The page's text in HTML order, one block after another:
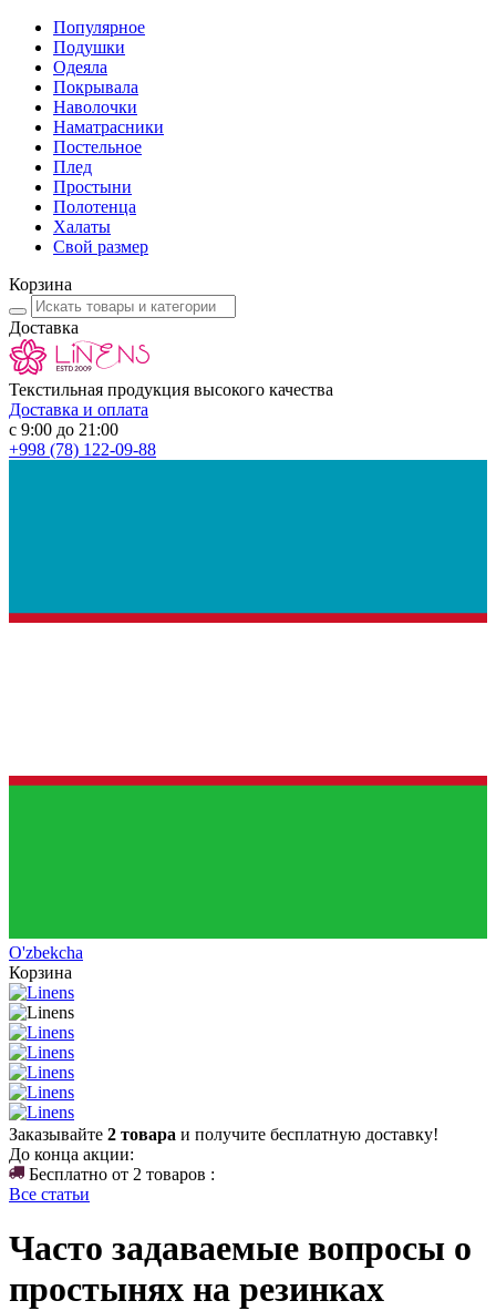
Популярное
Подушки
Одеяла
Покрывала
Наволочки
Наматрасники
Постельное
Плед
Простыни
Полотенца
Халаты
Свой размер
Корзина
Доставка
Текстильная продукция высокого качества
Доставка и оплата
с 9:00 до 21:00
+998 (78) 122-09-88
O'zbekcha
Корзина
Заказывайте 2 товара и получите бесплатную доставку!
До конца акции:
Бесплатно от 2 товаров :
Все статьи
Часто задаваемые вопросы о
простынях на резинках